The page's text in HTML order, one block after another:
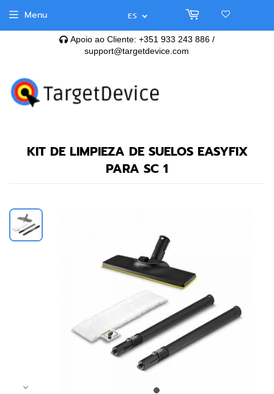
Apoio ao Cliente: +351 933 243 886 /
support@targetdevice.com
ES
Menu
KIT DE LIMPIEZA DE SUELOS EASYFIX
PARA SC 1